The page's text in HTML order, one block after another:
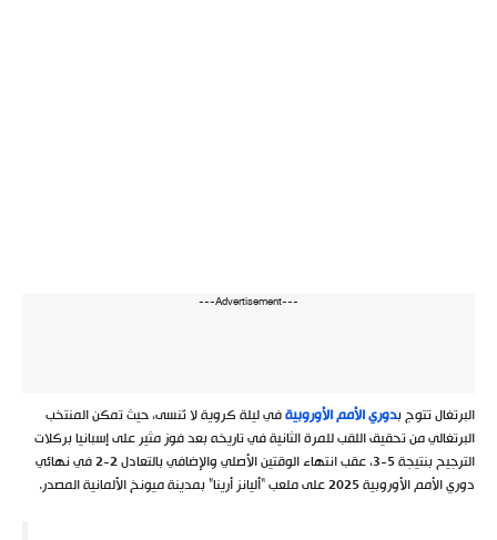
---Advertisement---
البرتغال تتوج بدوري الأمم الأوروبيةفي ليلة كروية لا تُنسى، حيث تمكن المنتخب
البرتغالي من تحقيق اللقب للمرة الثانية في تاريخه بعد فوز مثير على إسبانيا بركلات
الترجيح بنتيجة 5-3، عقب انتهاء الوقتين الأصلي والإضافي بالتعادل 2-2 في نهائي
دوري الأمم الأوروبية 2025 على ملعب “أليانز أرينا” بمدينة ميونخ الألمانية المصدر.